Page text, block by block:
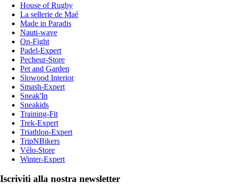
House of Rugby
La sellerie de Maé
Made in Paradis
Nauti-wave
On-Fight
Padel-Expert
Pecheur-Store
Pet and Garden
Slowood Interior
Smash-Expert
Sneak'In
Sneakids
Training-Fit
Trek-Expert
Triathlon-Expert
TripNBikers
Vélo-Store
Winter-Expert
Iscriviti alla nostra newsletter